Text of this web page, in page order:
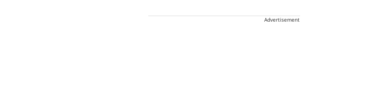
Advertisement